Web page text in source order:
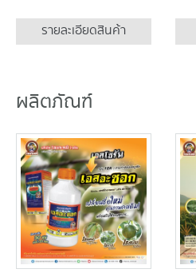
รายละเอียดสินค้า
ผลิตภัณฑ์